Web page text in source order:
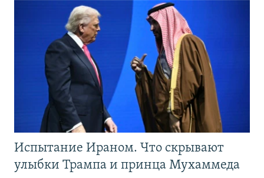
Испытание Ираном. Что скрывают
улыбки Трампа и принца Мухаммеда